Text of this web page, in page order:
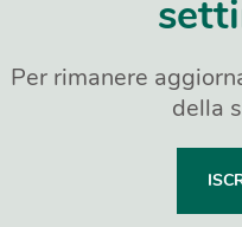
Per rimanere
della